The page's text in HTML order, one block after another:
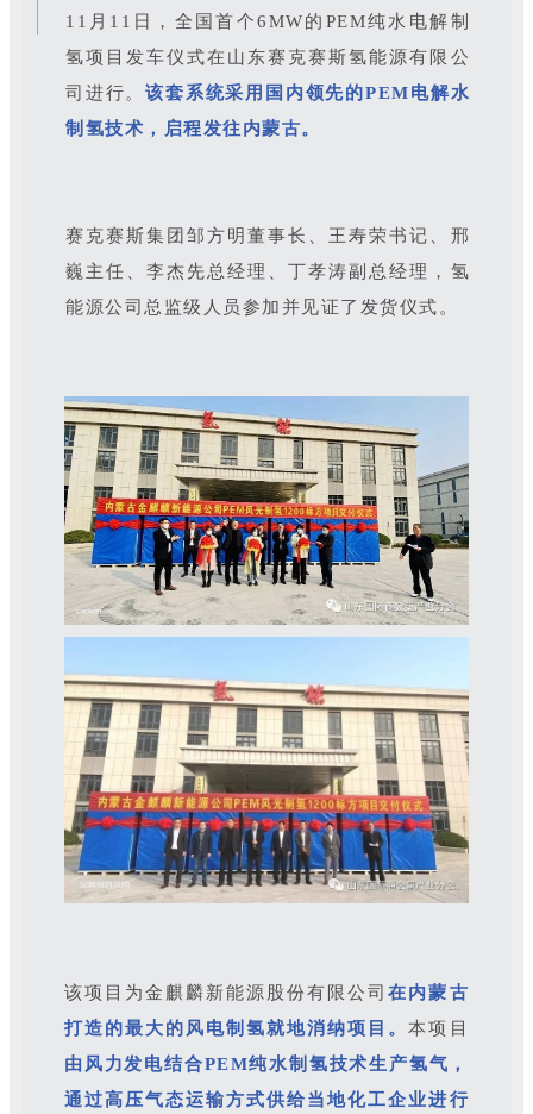
11月11日，全国首个6MW的PEM纯水电解制
氢项目发车仪式在山东赛克赛斯氢能源有限公
司进行。该套系统采用国内领先的PEM电解水
制氢技术，启程发往内蒙古。
赛克赛斯集团邹方明董事长、王寿荣书记、邢
巍主任、李杰先总经理、丁孝涛副总经理，氢
能源公司总监级人员参加并见证了发货仪式。
该项目为金麒麟新能源股份有限公司在内蒙古
打造的最大的风电制氢就地消纳项目。本项目
由风力发电结合PEM纯水制氢技术生产氢气，
通过高压气态运输方式供给当地化工企业进行